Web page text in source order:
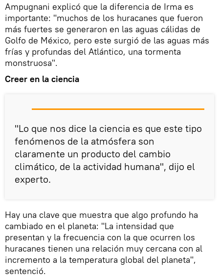
Ampugnani explicó que la diferencia de Irma es
importante: "muchos de los huracanes que fueron
más fuertes se generaron en las aguas cálidas de
Golfo de México, pero este surgió de las aguas más
frías y profundas del Atlántico, una tormenta
monstruosa".
Creer en la ciencia
"Lo que nos dice la ciencia es que este tipo
fenómenos de la atmósfera son
claramente un producto del cambio
climático, de la actividad humana", dijo el
experto.
Hay una clave que muestra que algo profundo ha
cambiado en el planeta: "La intensidad que
presentan y la frecuencia con la que ocurren los
huracanes tienen una relación muy cercana con al
incremento a la temperatura global del planeta",
sentenció.